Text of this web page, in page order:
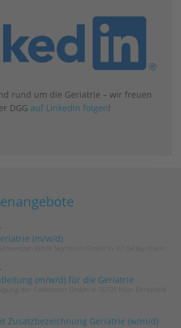
rund um die Geriatrie – wir freuen
DGG auf LinkedIn folgen!
(m/w/d)
(m/w/d) für die Geriatrie
Zusatzbezeichnung Geriatrie (w/m/d)